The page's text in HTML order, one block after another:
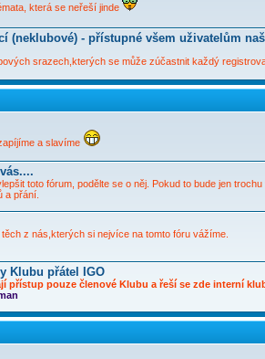
která se neřeší jinde
(neklubové) - přístupné všem uživatelům
srazech,kterých se může zúčastnit každý
a slavíme
toto fórum, podělte se o něj. Pokud to bude jen
a přání.
z nás,kterých si nejvíce na tomto fóru vážíme.
Klubu přátel IGO
přístup pouze členové Klubu a řeší se zde interní